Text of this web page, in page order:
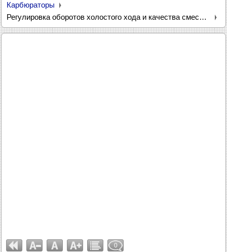
Карбюраторы
Регулировка оборотов холостого хода и качества смеси (Pierburg)
0